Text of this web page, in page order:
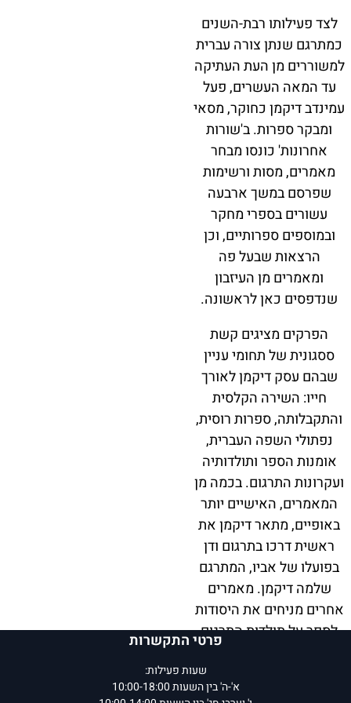
לצד פעילותו רבת-השנים
כמתרגם שנתן צורה עברית
למשוררים מן העת העתיקה
עד המאה העשרים, פעל
עמינדב דיקמן כחוקר, מסאי
ומבקר ספרות. ב'שורות
אחרונות' כונסו מבחר
מאמרים, מסות ורשימות
שפרסם במשך ארבעה
עשורים בספרי מחקר
ובמוספים ספרותיים, וכן
הרצאות שבעל פה
ומאמרים מן העיזבון
שנדפסים כאן לראשונה.
הפרקים מציגים קשת
ססגונית של תחומי עניין
שבהם עסק דיקמן לאורך
חייו: השירה הקלסית
והתקבלותה, ספרות רוסית,
נפתולי השפה העברית,
אומנות הספר ותולדותיה
ועקרונות התרגום. בכמה מן
המאמרים, האישיים יותר
באופיים, מתאר דיקמן את
ראשית דרכו בתרגום ודן
בפועלו של אביו, המתרגם
שלמה דיקמן. מאמרים
אחרים מניחים את היסודות
לספר על תולדות התרגום
העברי, שלא זכה להשלים
פרטי התקשרות
שעות פעילות:
א'-ה' בין השעות 10:00-18:00